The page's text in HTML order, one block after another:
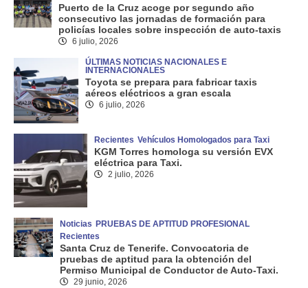
Puerto de la Cruz acoge por segundo año
consecutivo las jornadas de formación para
policías locales sobre inspección de auto-taxis
6 julio, 2026
ÚLTIMAS NOTICIAS NACIONALES E
INTERNACIONALES
Toyota se prepara para fabricar taxis
aéreos eléctricos a gran escala
6 julio, 2026
Recientes Vehículos Homologados para Taxi
KGM Torres homologa su versión EVX
eléctrica para Taxi.
2 julio, 2026
Noticias PRUEBAS DE APTITUD PROFESIONAL
Recientes
Santa Cruz de Tenerife. Convocatoria de
pruebas de aptitud para la obtención del
Permiso Municipal de Conductor de Auto-Taxi.
29 junio, 2026